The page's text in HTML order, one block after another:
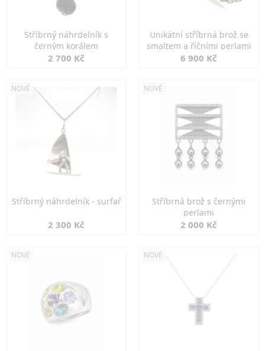
Stříbrný náhrdelník s
černým korálem
2 700 Kč
Unikátní stříbrná brož se
smaltem a říčními perlami
6 900 Kč
NOVÉ
Stříbrný náhrdelník - surfař
2 300 Kč
NOVÉ
Stříbrná brož s černými
perlami
2 000 Kč
NOVÉ NOVÉ